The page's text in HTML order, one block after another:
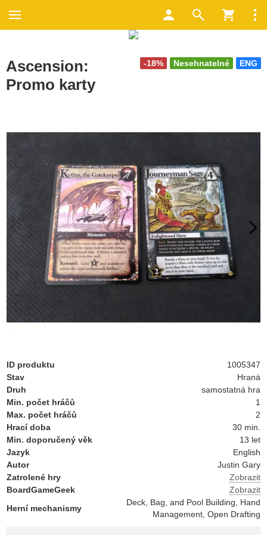
ENG
Nesehnatelné
-18%
Ascension:
Promo karty
ID produktu
1005347
Stav
Hraná
Druh
samostatná hra
Min. počet hráčů
1
Max. počet hráčů
2
Hrací doba
30 min.
Min. doporučený věk
13 let
Jazyk
English
Autor
Justin Gary
Zatrolené hry
Zobrazit
BoardGameGeek
Zobrazit
Herní mechanismy
Deck, Bag, and Pool Building, Hand
Management, Open Drafting